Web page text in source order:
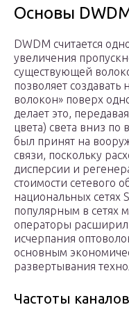
Основы
DWDM считается
увеличения
существующей
позволяет создавать
волокон» поверх
делает это,
цвета) света вниз по
был принят на
связи, поскольку
дисперсии и
стоимости сетевого
национальных сетях
популярным в сетях
операторы
исчерпания
основным
развертывания
Частоты